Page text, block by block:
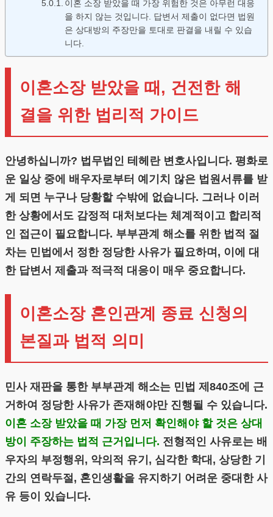
이혼 소장 받았을 때 가장 위험한 것은 아무런 대응
을 하지 않는 것입니다. 답변서 제출이 없다면 법원
은 상대방의 주장만을 토대로 판결을 내릴 수 있습
니다.
이혼소장 받았을 때, 건전한 해
결을 위한 법리적 가이드
안녕하십니까? 법무법인 테헤란 변호사입니다. 평화로
운 일상 중에 배우자로부터 예기치 않은 법원서류를 받
게 되면 누구나 당황할 수밖에 없습니다. 그러나 이러
한 상황에서도 감정적 대처보다는 체계적이고 합리적
인 접근이 필요합니다. 부부관계 해소를 위한 법적 절
차는 민법에서 정한 정당한 사유가 필요하며, 이에 대
한 답변서 제출과 적극적 대응이 매우 중요합니다.
이혼소장 혼인관계 종료 신청의
본질과 법적 의미
민사 재판을 통한 부부관계 해소는 민법 제840조에 근
거하여 정당한 사유가 존재해야만 진행될 수 있습니다.
이혼 소장 받았을 때 가장 먼저 확인해야 할 것은 상대
방이 주장하는 법적 근거입니다. 전형적인 사유로는 배
우자의 부정행위, 악의적 유기, 심각한 학대, 상당한 기
간의 연락두절, 혼인생활을 유지하기 어려운 중대한 사
유 등이 있습니다.